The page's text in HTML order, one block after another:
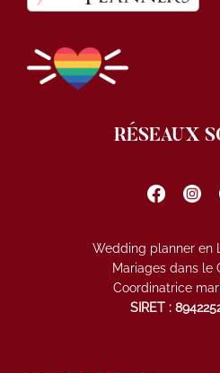
RÉSEAUX
Wedding planner en
Mariages dans le
Coordinatrice
SIRET :